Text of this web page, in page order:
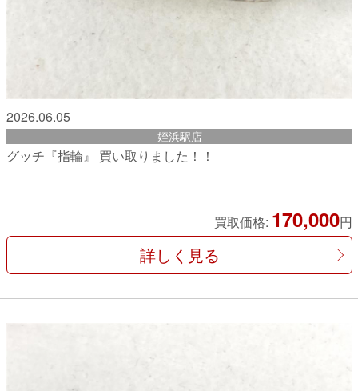
2026.06.05
姪浜駅店
グッチ『指輪』 買い取りました！！
買取価格: 170,000円
詳しく見る